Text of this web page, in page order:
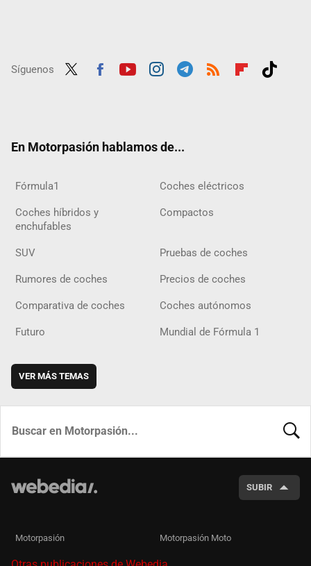
Síguenos
En Motorpasión hablamos de...
Fórmula1 Coches eléctricos
Coches híbridos y
enchufables
Compactos
SUV Pruebas de coches
Rumores de coches Precios de coches
Comparativa de coches Coches autónomos
Futuro Mundial de Fórmula 1
VER MÁS TEMAS
SUBIR
Motorpasión Motorpasión Moto